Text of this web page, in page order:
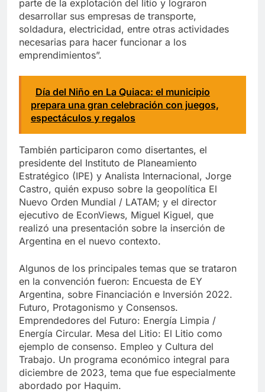
parte de la explotación del litio y lograron
desarrollar sus empresas de transporte,
soldadura, electricidad, entre otras actividades
necesarias para hacer funcionar a los
emprendimientos”.
Día del Niño en La Quiaca: el municipio
prepara una gran celebración con juegos,
espectáculos y regalos
También participaron como disertantes, el
presidente del Instituto de Planeamiento
Estratégico (IPE) y Analista Internacional, Jorge
Castro, quién expuso sobre la geopolítica El
Nuevo Orden Mundial / LATAM; y el director
ejecutivo de EconViews, Miguel Kiguel, que
realizó una presentación sobre la inserción de
Argentina en el nuevo contexto.
Algunos de los principales temas que se trataron
en la convención fueron: Encuesta de EY
Argentina, sobre Financiación e Inversión 2022.
Futuro, Protagonismo y Consensos.
Emprendedores del Futuro: Energía Limpia /
Energía Circular. Mesa del Litio: El Litio como
ejemplo de consenso. Empleo y Cultura del
Trabajo. Un programa económico integral para
diciembre de 2023, tema que fue especialmente
abordado por Haquim.